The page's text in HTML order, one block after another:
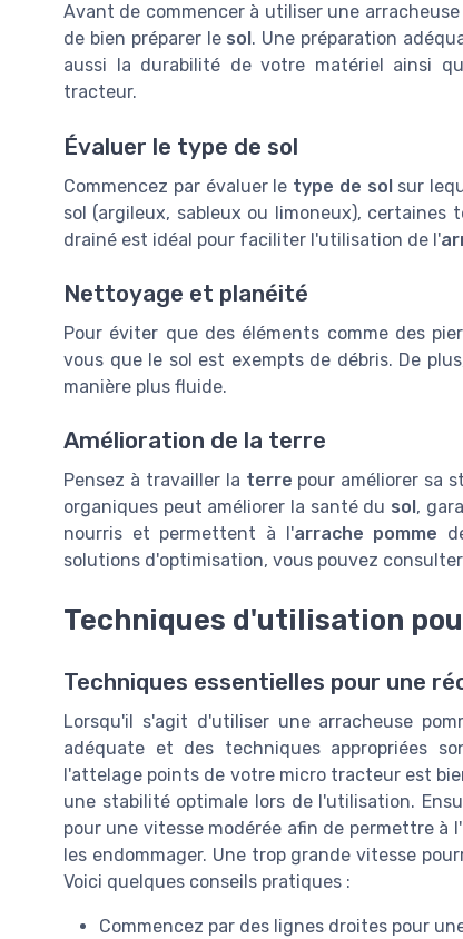
Avant de commencer à utiliser une
de bien préparer le sol . Une préparation
aussi la durabilité de votre matériel ainsi
tracteur.
Évaluer le type de sol
Commencez par évaluer le type de solsur
sol (argileux, sableux ou limoneux), certaines
drainé est idéal pour faciliter l'utilisation de l'
Nettoyage et planéité
Pour éviter que des éléments comme des
vous que le sol est exempts de débris. De
manière plus fluide.
Amélioration de la terre
Pensez à travailler la terre pour améliorer sa
organiques peut améliorer la santé du sol,
nourris et permettent à l'arrache pomme
solutions d'optimisation, vous pouvez
Techniques d'utilisation
Techniques essentielles pour une
Lorsqu'il s'agit d'utiliser une arracheuse
adéquate et des techniques appropriées
l'attelage points de votre micro tracteur est
une stabilité optimale lors de l'utilisation.
pour une vitesse modérée afin de permettre à
les endommager. Une trop grande vitesse
Voici quelques conseils pratiques :
Commencez par des lignes droites pour